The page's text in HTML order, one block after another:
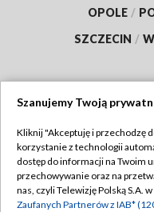
OPOLE /
SZCZECIN /
Abonament TVP
Emisja w TVP
Szanujemy Twoją
Kliknij "Akceptuję i przechodzę
korzystanie z technologii
dostęp do informacji na Twoim
przechowywanie oraz na
nas, czyli Telewizję Polską S.A.
Zaufanych Partnerów z IAB*